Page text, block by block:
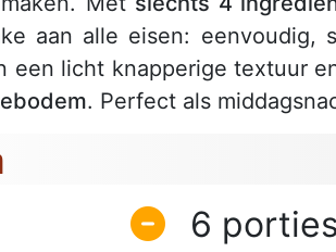
aan alle eisen: eenvoudig,
een licht knapperige textuur
. Perfect als
6